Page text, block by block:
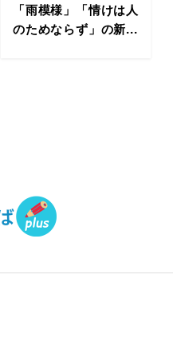
「雨模様」「情けは人
のためならず」の新...